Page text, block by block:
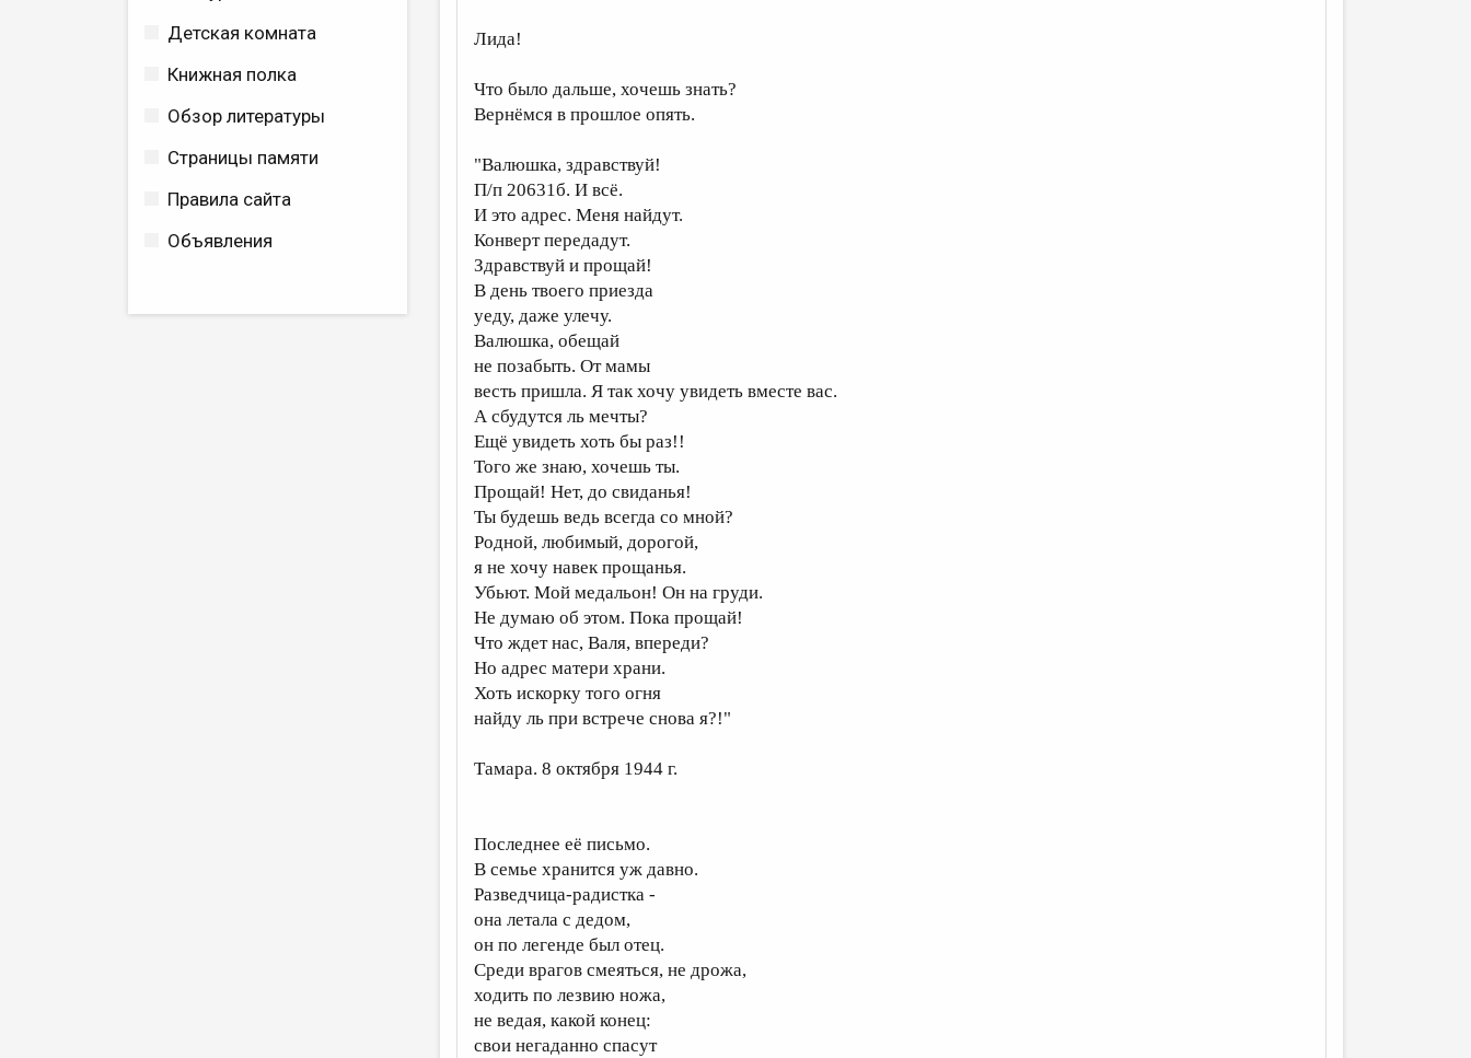
Детская комната
Книжная полка
Обзор литературы
Страницы памяти
Правила сайта
Объявления
Лида!
Что было дальше, хочешь знать?
Вернёмся в прошлое опять.
"Валюшка, здравствуй!
П/п 20631б. И всё.
И это адрес. Меня найдут.
Конверт передадут.
Здравствуй и прощай!
В день твоего приезда
уеду, даже улечу.
Валюшка, обещай
не позабыть. От мамы
весть пришла. Я так хочу увидеть вместе вас.
А сбудутся ль мечты?
Ещё увидеть хоть бы раз!!
Того же знаю, хочешь ты.
Прощай! Нет, до свиданья!
Ты будешь ведь всегда со мной?
Родной, любимый, дорогой,
я не хочу навек прощанья.
Убьют. Мой медальон! Он на груди.
Не думаю об этом. Пока прощай!
Что ждет нас, Валя, впереди?
Но адрес матери храни.
Хоть искорку того огня
найду ль при встрече снова я?!"
Тамара. 8 октября 1944 г.
Последнее её письмо.
В семье хранится уж давно.
Разведчица-радистка -
она летала с дедом,
он по легенде был отец.
Среди врагов смеяться, не дрожа,
ходить по лезвию ножа,
не ведая, какой конец:
свои негаданно спасут